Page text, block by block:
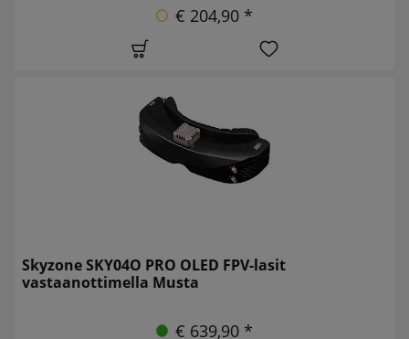
€ 204,90 *
Skyzone SKY04O PRO OLED FPV-lasit
vastaanottimella Musta
€ 639,90 *